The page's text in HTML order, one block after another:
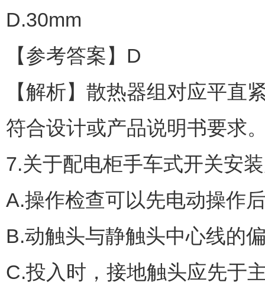
D.30mm
【参考答案】D
【解析】散热器组对应平直
符合设计或产品说明书要求
7.关于配电柜手车式开关安
A.操作检查可以先电动操作
B.动触头与静触头中心线的
C.投入时，接地触头应先于